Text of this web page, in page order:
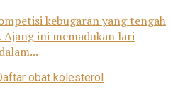
kebugaran yang tengah
ini memadukan lari